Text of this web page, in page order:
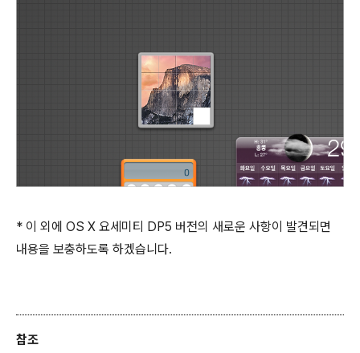
* 이 외에 OS X 요세미티 DP5 버전의 새로운 사항이 발견되면
내용을 보충하도록 하겠습니다.
참조